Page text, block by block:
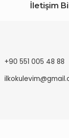
İletişim
+90 551 005 48 88